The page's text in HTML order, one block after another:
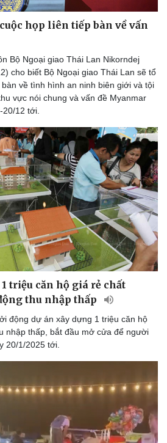
họp liên tiếp bàn về vấn
Bộ Ngoại giao Thái Lan Nikorndej
cho biết Bộ Ngoại giao Thái Lan sẽ tổ
về tình hình an ninh biên giới và tội
vực nói chung và vấn đề Myanmar
20/12 tới.
triệu căn hộ giá rẻ chất
thu nhập thấp
động dự án xây dựng 1 triệu căn hộ
nhập thấp, bắt đầu mở cửa để người
20/1/2025 tới.